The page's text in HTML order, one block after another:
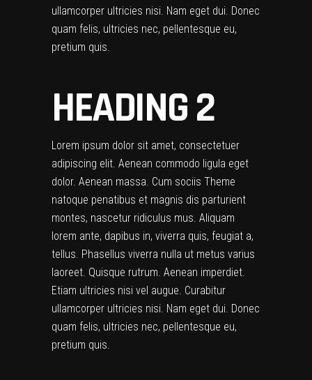
ullamcorper ultricies nisi. Nam eget dui. Donec
quam felis, ultricies nec, pellentesque eu,
pretium quis.
HEADING 2
Lorem ipsum dolor sit amet, consectetuer
adipiscing elit. Aenean commodo ligula eget
dolor. Aenean massa. Cum sociis Theme
natoque penatibus et magnis dis parturient
montes, nascetur ridiculus mus. Aliquam
lorem ante, dapibus in, viverra quis, feugiat a,
tellus. Phasellus viverra nulla ut metus varius
laoreet. Quisque rutrum. Aenean imperdiet.
Etiam ultricies nisi vel augue. Curabitur
ullamcorper ultricies nisi. Nam eget dui. Donec
quam felis, ultricies nec, pellentesque eu,
pretium quis.